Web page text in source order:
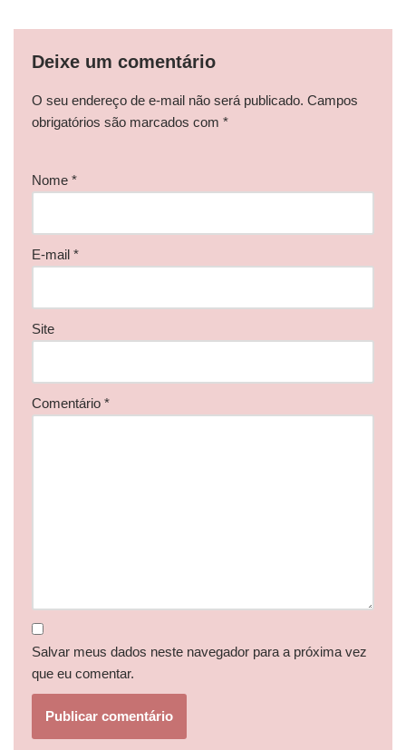
Deixe um comentário
O seu endereço de e-mail não será publicado. Campos
obrigatórios são marcados com *
Nome *
E-mail *
Site
Comentário *
Salvar meus dados neste navegador para a próxima vez
que eu comentar.